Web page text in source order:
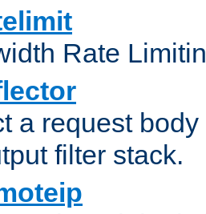
Rate
a request
filter stack.